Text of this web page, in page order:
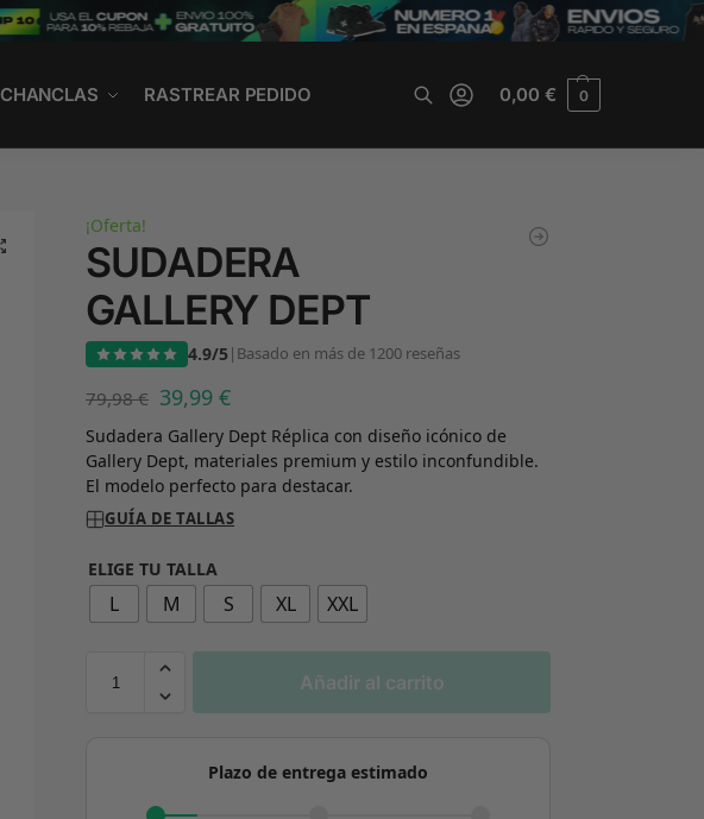
CHANCLAS RASTREAR PEDIDO 0,00€ 0
¡Oferta!
SUDADERA
GALLERY DEPT
4.9/5| Basado en más de 1200 reseñas
79,98€ 39,99€
Sudadera Gallery Dept Réplica con diseño icónico de
Gallery Dept, materiales premium y estilo inconfundible.
El modelo perfecto para destacar.
GUÍA DE TALLAS
ELIGE TU TALLA
L M S XL XXL
Añadir al carrito
Plazo de entrega estimado